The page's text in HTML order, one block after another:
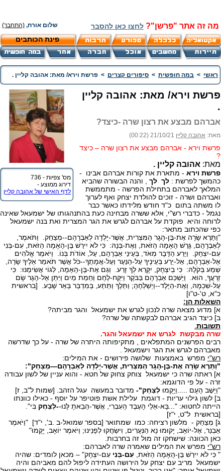
מה זה אתר "פרשן"? לחצו כאן להסבר שלום אורח, (התחבר)
פינת הכותבים
ראשי > במה חופשית > סיפורים קצרים > פרשת וירא/ מאת: אהובה קליין .
מס' צפיות - 736
דירוג ממוצע -
לדף האישי של אהובה קליין
פרשת וירא/ מאת: אהובה קליין
.
אברהם מבצע את רצון שרה -כיצד?
מאת: אהובה קליין 21/10/21 (00:22)
פרשת וירא - אברהם מבצע את רצון שרה – כיצד
?
מאת: אהובה קליין .
פרשת וירא - מתארת את קורות אברהם אבינו -
כהמשך לפרשת : לך לך , והנה הבשורה שהביא
המלאך לאברהם בתחילת הפרשה - מתממשת
ואברהם ושרה - זוכים להולדת יצחק ואף לערוך
לו משתה בתום כ"ד חודש מלידתו כאשר כבר
נגמל - כדברי רש"י, אלא ששרה מבחינה כעת בהתנהגותו של ישמעאל שאינה
לרוחה והיא פוקדת על אברהם לגרש את הגר המצרית ואת בנה ישמעאל
כפי שהכתוב מתאר:
"וַתֵּרֶא שָׂרָה אֶת-בֶּן-הָגָר הַמִּצְרִית, אֲשֶׁר-יָלְדָה לְאַבְרָהָם--מְצַחֵק. וַתֹּאמֶר,
לְאַבְרָהָם, גָּרֵשׁ הָאָמָה הַזֹּאת, וְאֶת-בְּנָהּ: כִּי לֹא יִירַשׁ בֶּן-הָאָמָה הַזֹּאת, עִם-בְּנִי
עִם-יִצְחָק. וַיֵּרַע הַדָּבָר מְאֹד, בְּעֵינֵי אַבְרָהָם, עַל, אוֹדֹת בְּנוֹ. וַיֹּאמֶר אֱלֹהִים
אֶל-אַבְרָהָם, אַל-יֵרַע בְּעֵינֶיךָ עַל-הַנַּעַר וְעַל-אֲמָתֶךָ--כֹּל אֲשֶׁר תֹּאמַר אֵלֶיךָ שָׂרָה,
שְׁמַע בְּקֹלָהּ: כִּי בְיִצְחָק, יִקָּרֵא לְךָ זָרַע. וְגַם אֶת-בֶּן-הָאָמָה, לְגוֹי אֲשִׂימֶנּוּ: כִּי
זַרְעֲךָ, הוּא. וַיַּשְׁכֵּם אַבְרָהָם בַּבֹּקֶר וַיִּקַּח-לֶחֶם וְחֵמַת מַיִם וַיִּתֵּן אֶל-הָגָר שָׂם
עַל-שִׁכְמָהּ, וְאֶת-הַיֶּלֶד--וַיְשַׁלְּחֶהָ; וַתֵּלֶךְ וַתֵּתַע, בְּמִדְבַּר בְּאֵר שָׁבַע. [בראשית
כ"א, ט'-ט"ו]
השאלות הן:
א] מדוע מצאה שרה לנכון לגרש את ישמעאל והגר מביתה?
ב] כיצד הגיב אברהם לבקשתה של שרה?
תשובות
שרה מבקשת לגרש את ישמעאל והגר.
רבים הפרשנים המתפלאים , מתקיפותה היתרה של שרה - על כך שדרשה
מאברהם לגרש את הגר וישמעאל .
רש"י מפרש באמצעות שלושה פירושים - את המילים:
"וַתֵּרֶא שָׂרָה אֶת-בֶּן-הָגָר הַמִּצְרִית, אֲשֶׁר-יָלְדָה לְאַבְרָהָם—מְצַחֵק":
א] ראתה שרה כי ישמעאל צוחק צחוק של חטא - והוא עניין של לשון עבודה
זרה - על פי הדוגמא:
"וַיֵּשֶׁב הָעָם .....וַיָּקֻמוּלְצַחֵק"- מדובר במעשה עגל הזהב. [שמות ל"ב, ז]
ב] לשון גילוי עריות - דוגמת עלילת אשת פוטיפר על יוסף - כאילו כוונתו
הייתה לחטוא: "...בָּא-אֵלַי הָעֶבֶד הָעִבְרִי, אֲשֶׁר-הֵבֵאתָ לָּנוּ--לְצַחֶק בִּי".
[בראשית ל"ט, י"ז]
ג] מְצַחֵק - מלשון רציחה: כמו שמתואר [בספר שמואל-ב .ב', י"ד] "וַיֹּאמֶר
אַבְנֵר, אֶל-יוֹאָב, יָקוּמוּ נָא הַנְּעָרִים, וִישַׂחֲקוּ לְפָנֵינוּ; וַיֹּאמֶר יוֹאָב, יָקֻמוּ"
כאן הכוונה: שישחקו זה מול זה בחרבות.
רש"י מפרש את המילים שאמרה שרה לאברהם:
" כִּי לֹא יִירַשׁ בֶּן-הָאָמָה הַזֹּאת, עִם-בְּנִי עִם-יִצְחָק" – מכאן לומדים: שהיה
ישמעאל מריב עם יצחק על הירושה העתידה ליפול להם מאביהם והיה